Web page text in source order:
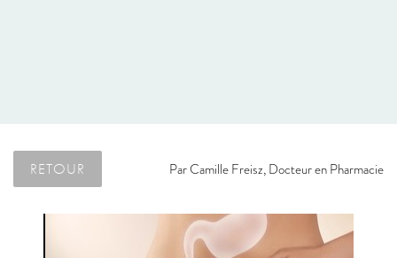
RETOUR ParCamille Freisz, Docteur en Pharmacie